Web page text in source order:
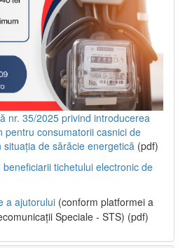
nr. 35/2025 privind introducerea
pentru consumatorii casnici de
de sărăcie energetică (pdf)
tichetului electronic de
a ajutorului (conform platformei a
Speciale - STS) (pdf)